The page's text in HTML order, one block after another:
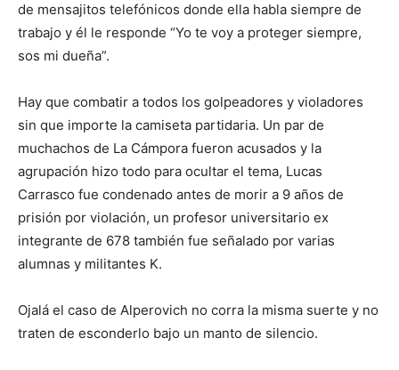
de mensajitos telefónicos donde ella habla siempre de
trabajo y él le responde “Yo te voy a proteger siempre,
sos mi dueña”.
Hay que combatir a todos los golpeadores y violadores
sin que importe la camiseta partidaria. Un par de
muchachos de La Cámpora fueron acusados y la
agrupación hizo todo para ocultar el tema, Lucas
Carrasco fue condenado antes de morir a 9 años de
prisión por violación, un profesor universitario ex
integrante de 678 también fue señalado por varias
alumnas y militantes K.
Ojalá el caso de Alperovich no corra la misma suerte y no
traten de esconderlo bajo un manto de silencio.